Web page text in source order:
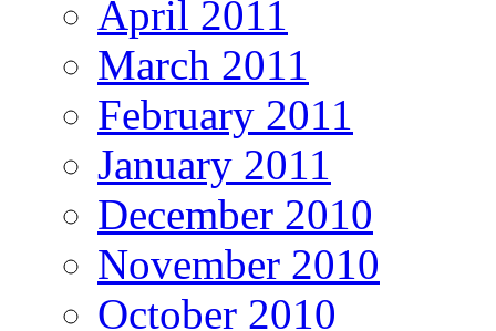
April 2011
March 2011
February 2011
January 2011
December 2010
November 2010
October 2010